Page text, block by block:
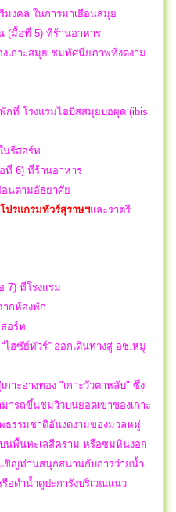
มงคล ในการมาเยือนสมุย
(มื้อที่ 5) ที่ร้านอาหาร
เกาะสมุย ชมทัศนียภาพที่งดงาม
กที่ โรงแรมไอบิสสมุยบ่อผุด (ibis
นรีสอร์ท
ที่ 6) ที่ร้านอาหาร
นตามอัธยาศัย
โปรแกรมทัวร์สุราษฯและราตรี
7) ที่โรงแรม
ากห้องพัก
อร์ท
ไฮซ๊ย์ทัวร์” ออกเดินทางสู่ อช.หมู่
าะอ่างทอง "เกาะวัวตาหลับ" ซึ่ง
รถขึ้นชมวิวบนยอดเขาของเกาะ
ธรรมชาติอันงดงามของมวลหมู่
บนพื้นทะเลสีคราม หรือชมหินงอก
ชิญท่านสนุกสนานกับการว่ายน้ำ
อดำน้ำดูปะการังบริเวณแนว